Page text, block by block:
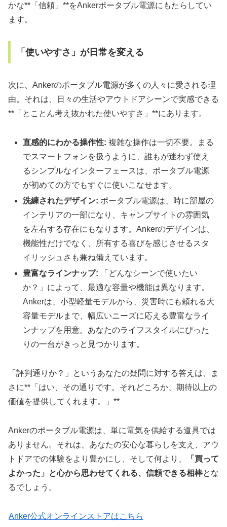
かな**「信頼」**をAnkerポータブル電源にもたらしてい
ます。
「使いやすさ」が日常を変える
次に、Ankerのポータブル電源が多くの人々に愛される理
由。それは、日々の生活やアウトドアシーンで実感できる
**「とことん考え抜かれた使いやすさ」**にあります。
直感的にわかる操作性: 複雑な操作は一切不要。まる
でスマートフォンを扱うように、誰もが迷わず使え
るシンプルなインターフェースは、ポータブル電源
が初めての方でもすぐに使いこなせます。
洗練されたデザイン: ポータブル電源は、時に部屋の
インテリアの一部になり、キャンプサイトの雰囲気
を左右する存在にもなります。Ankerのデザインは、
機能性だけでなく、所有する喜びを感じさせるスタ
イリッシュさも兼ね備えています。
豊富なラインナップ: 「どんなシーンで使いたい
か？」によって、最適な容量や機能は異なります。
Ankerは、小型軽量モデルから、災害時にも頼れる大
容量モデルまで、幅広いニーズに応える豊富なライ
ンナップを用意。あなたのライフスタイルにぴった
りの一台がきっと見つかります。
「評判通りか？」というあなたの疑問に対する答えは、ま
さに**「はい、その通りです。それどころか、期待以上の
価値を提供してくれます。」**
Ankerのポータブル電源は、単に電気を供給する道具では
ありません。それは、あなたの安心な暮らしを支え、アウ
トドアでの体験をより豊かにし、そして何より、
「買って
よかった」と心から思わせてくれる、信頼できる相棒とな
るでしょう。
Anker公式オンラインストアはこちら